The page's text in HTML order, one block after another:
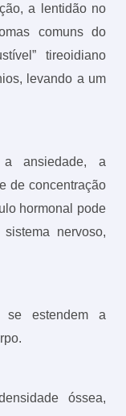
a lentidão no
comuns do
tireoidiano
levando a um
a ansiedade, a
de concentração
hormonal pode
nervoso,
estendem a
óssea,